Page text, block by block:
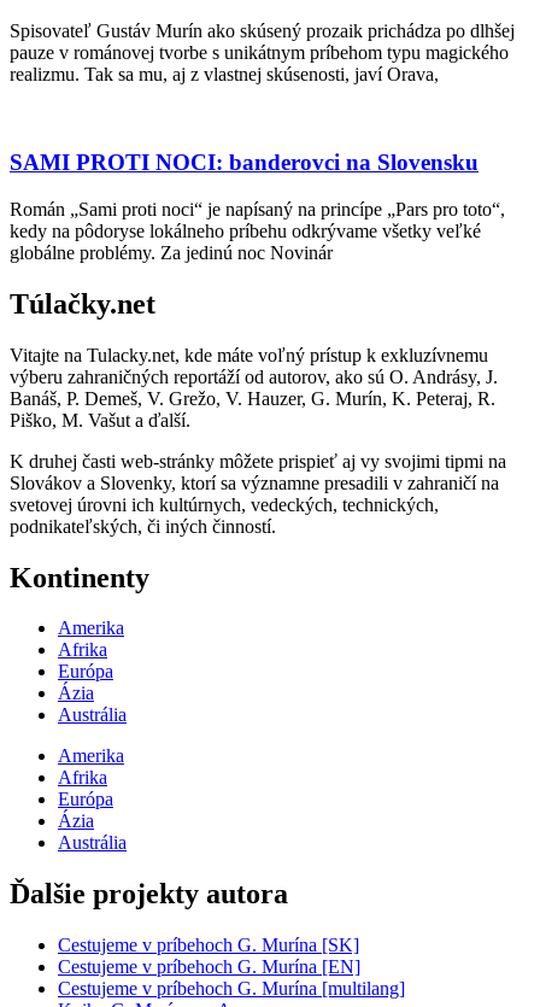
Spisovateľ Gustáv Murín ako skúsený prozaik prichádza po dlhšej
pauze v románovej tvorbe s unikátnym príbehom typu magického
realizmu. Tak sa mu, aj z vlastnej skúsenosti, javí Orava,
SAMI PROTI NOCI: banderovci na Slovensku
Román „Sami proti noci“ je napísaný na princípe „Pars pro toto“,
kedy na pôdoryse lokálneho príbehu odkrývame všetky veľké
globálne problémy. Za jedinú noc Novinár
Túlačky.net
Vitajte na Tulacky.net, kde máte voľný prístup k exkluzívnemu
výberu zahraničných reportáží od autorov, ako sú O. Andrásy, J.
Banáš, P. Demeš, V. Grežo, V. Hauzer, G. Murín, K. Peteraj, R.
Piško, M. Vašut a ďalší.
K druhej časti web-stránky môžete prispieť aj vy svojimi tipmi na
Slovákov a Slovenky, ktorí sa významne presadili v zahraničí na
svetovej úrovni ich kultúrnych, vedeckých, technických,
podnikateľských, či iných činností.
Kontinenty
Amerika
Afrika
Európa
Ázia
Austrália
Amerika
Afrika
Európa
Ázia
Austrália
Ďalšie projekty autora
Cestujeme v príbehoch G. Murína [SK]
Cestujeme v príbehoch G. Murína [EN]
Cestujeme v príbehoch G. Murína [multilang]